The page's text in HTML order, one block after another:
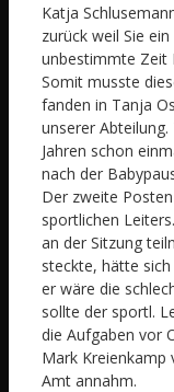
Katja
zurück weil Sie
unbestimmte Zeit
Somit musste
fanden in Tanja
unserer
Jahren schon
nach der
Der zweite
sportlichen
an der Sitzung
steckte, hätte
er wäre die
sollte der sportl.
die Aufgaben vor
Mark Kreienkamp
Amt annahm.